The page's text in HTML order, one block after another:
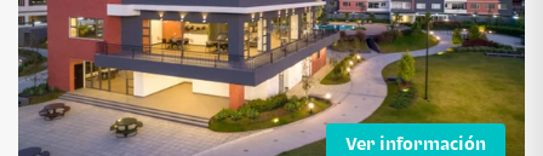
Ver información